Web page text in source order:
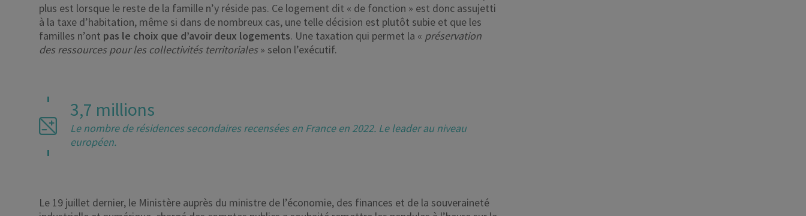
plus est lorsque le reste de la famille n’y réside pas. Ce logement dit « de fonction » est donc assujetti
à la taxe d’habitation, même si dans de nombreux cas, une telle décision est plutôt subie et que les
familles n’ont pas le choix que d’avoir deux logements. Une taxation qui permet la « préservation
des ressources pour les collectivités territoriales » selon l’exécutif.
3,7 millions
Le nombre de résidences secondaires recensées en France en 2022. Le leader au niveau
européen.
Le 19 juillet dernier, le Ministère auprès du ministre de l’économie, des finances et de la souveraineté